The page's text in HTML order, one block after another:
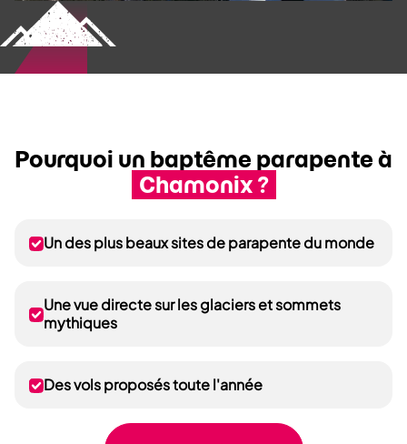
Pourquoi un baptême parapente à
Chamonix ?
Un des plus beaux sites de parapente du monde
Une vue directe sur les glaciers et sommets
mythiques
Des vols proposés toute l'année